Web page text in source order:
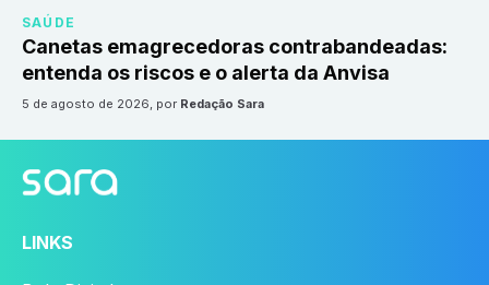
SAÚDE
Canetas emagrecedoras contrabandeadas:
entenda os riscos e o alerta da Anvisa
5 de agosto de 2026, por Redação Sara
LINKS